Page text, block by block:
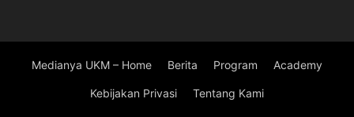
Medianya UKM – Home Berita Program Academy
Kebijakan Privasi Tentang Kami